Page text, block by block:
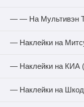
— — На Мультивэн
— Наклейки на
— Наклейки на КИА
— Наклейки на